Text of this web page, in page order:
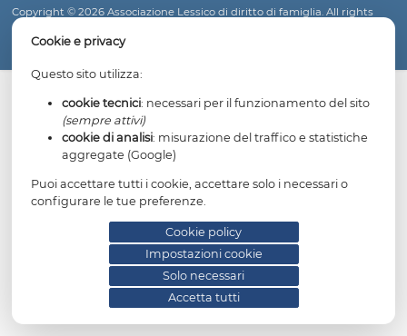
Cookie e privacy
cookie tecnici: necessari per il funzionamento
(sempre attivi)
cookie di analisi: misurazione del traffico e
aggregate (Google)
Puoi accettare tutti i cookie, accettare solo i necessari
configurare le tue preferenze.
Copyright © 2026 Associazione Lessico di diritto di famiglia. All
reserved.
Informativa privacy
Cookie policy Impostazioni cookie